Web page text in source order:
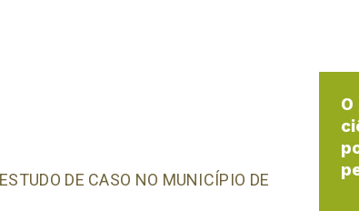
DE CASO NO MUNICÍPIO DE